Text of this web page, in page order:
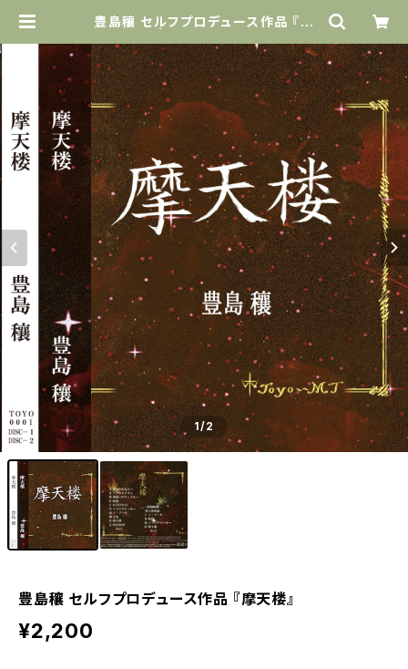
豊島穰 セルフプロデュース作品 『摩
1/2
豊島穰 セルフプロデュース作品 『摩天楼』
¥2,200